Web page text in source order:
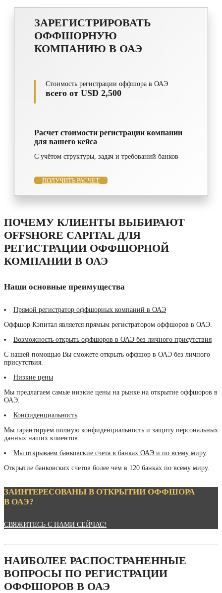
ЗАРЕГИСТРИРОВАТЬ
ОФФШОРНУЮ
КОМПАНИЮ В ОАЭ
Стоимость регистрации оффшора в ОАЭ
всего от USD 2,500
Расчет стоимости регистрации компании
для вашего кейса
С учётом структуры, задач и требований банков
ПОЛУЧИТЬ РАСЧЕТ
ПОЧЕМУ КЛИЕНТЫ ВЫБИРАЮТ
OFFSHORE CAPITAL ДЛЯ
РЕГИСТРАЦИИ ОФФШОРНОЙ
КОМПАНИИ В ОАЭ
Наши основные преимущества
Прямой регистратор оффшорных компаний в ОАЭ
Оффшор Кэпитал является прямым регистратором оффшоров в ОАЭ.
Возможность открыть оффшоров в ОАЭ без личного присутствия
С нашей помощью Вы сможете открыть оффшор в ОАЭ без личного
присутствия.
Низкие цены
Мы предлагаем самые низкие цены на рынке на открытие оффшоров в
ОАЭ.
Конфиденциальность
Мы гарантируем полную конфиденциальность и защиту персональных
данных наших клиентов.
Мы открываем банковские счета в банках ОАЭ и по всему миру
Открытие банковских счетов более чем в 120 банках по всему миру.
ЗАИНТЕРЕСОВАНЫ В ОТКРЫТИИ ОФФШОРА
В ОАЭ?
СВЯЖИТЕСЬ С НАМИ СЕЙЧАС!
НАИБОЛЕЕ РАСПОСТРАНЕННЫЕ
ВОПРОСЫ ПО РЕГИСТРАЦИИ
ОФФШОРОВ В ОАЭ